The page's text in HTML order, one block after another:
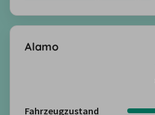
Alamo
Fahrzeugzustand